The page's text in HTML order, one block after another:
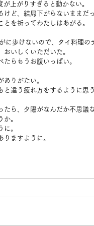
が上がりすぎると動かない。
けど、結局下がらないままだっ
とを祈ってわたしはあがる。
に歩けないので、タイ料理の
おいしくいただいた。
たらもうお腹いっぱい。
ありがたい。
と違う疲れ方をするように思う
たら、夕陽がなんだか不思議
か。
に。
りますように。